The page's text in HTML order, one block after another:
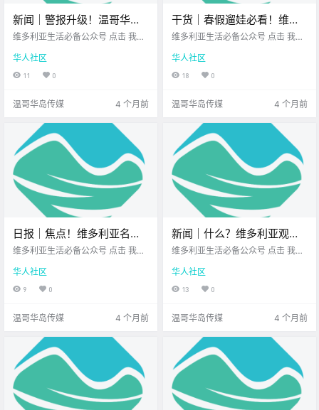
新闻｜警报升级！温哥华岛
开启“暴雨+融雪”双重模式，
Westshore推出超过35场创
意工坊！
维多利亚生活必备公众号 点击 我在
想一直在你身边 大家周一好呀～ 新
的一周又开始啦 祝大家元气满满！
华人社区
11 0
温哥华岛传媒 4 个月前
干货｜春假遛娃必看！维多
利亚这6个地方，大人小孩都
维多利亚生活必备公众号 点击 我在
想一直在你身边 春假大幕拉开！ 维
多利亚的春天 不仅有满城的樱花雨
华人社区
18 0
温哥华岛传媒 4 个月前
日报｜焦点！维多利亚名店Il
Terrazzo易主！维多利亚要
维多利亚生活必备公众号 点击 我在
想一直在你身边 公元2026年3月16
日 农历1月28日 星期一 双鱼座 <
今日黄历 > 维多利亚本周气象预报
华人社区
9 0
温哥华岛传媒 4 个月前
新闻｜什么？维多利亚观鲸
界元老宣布停业！华人海员
炫耀视频惊动渔业部！
维多利亚生活必备公众号 点击 我在
想一直在你身边 大家周二好呀~ 忙
碌的周二也要记得 给自己充充电 希
望你能有个好心情 话不多说 一起来
华人社区
13 0
温哥华岛传媒 4 个月前